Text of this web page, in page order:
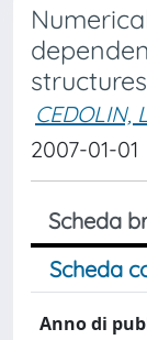
CEDOLIN,
2007-01-01
Scheda
Scheda
Anno di